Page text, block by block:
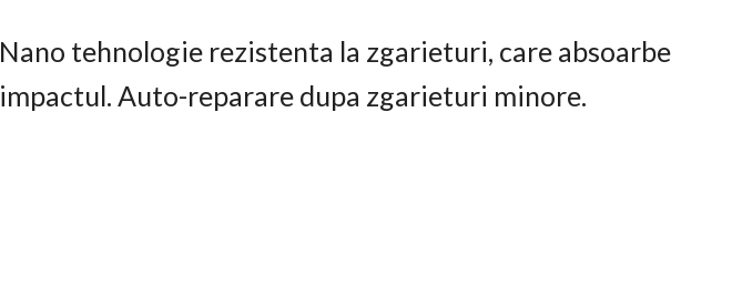
Nano tehnologie rezistenta la zgarieturi, care absoarbe
impactul. Auto-reparare dupa zgarieturi minore.